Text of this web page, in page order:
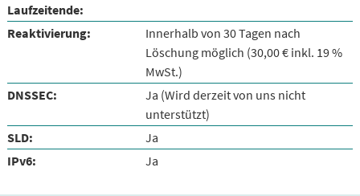
Laufzeitende:
Reaktivierung:
Innerhalb von 30 Tagen nach
Löschung möglich (30,00 € inkl. 19 %
MwSt.)
DNSSEC:
Ja (Wird derzeit von uns nicht
unterstützt)
SLD:
Ja
IPv6:
Ja